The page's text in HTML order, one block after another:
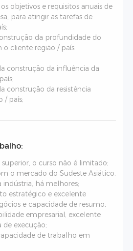
objetivos e requisitos anuais de
para atingir as tarefas de
da profundidade do
cliente região / país
construção da influência da
construção da resistência
/ país;
o curso não é limitado;
o mercado do Sudeste Asiático,
indústria, há melhores;
estratégico e excelente
e capacidade de resumo;
empresarial, excelente
de execução;
de trabalho em